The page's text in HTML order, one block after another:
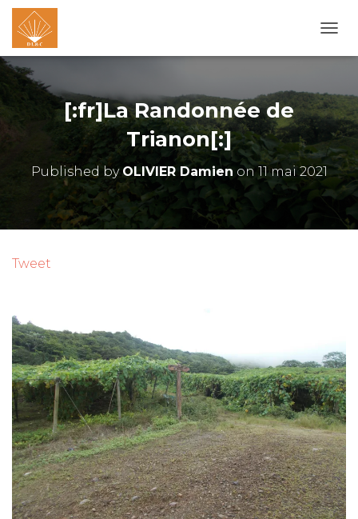
U
I
R
F
R
T
I
O
N
[:fr]La Randonnée de
Trianon[:]
Published byOLIVIER Damien on 11 mai 2021
Tweet